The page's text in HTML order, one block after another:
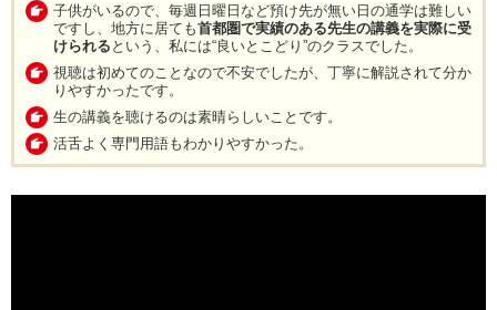
子供がいるので、毎週日曜日など預け先が無い日の通学は難しい
ですし、地方に居ても首都圏で実績のある先生の講義を実際に受
けられる という、私には“良いとこどり”のクラスでした。
視聴は初めてのことなので不安でしたが、丁寧に解説されて分か
りやすかったです。
生の講義を聴けるのは素晴らしいことです。
活舌よく専門用語もわかりやすかった。